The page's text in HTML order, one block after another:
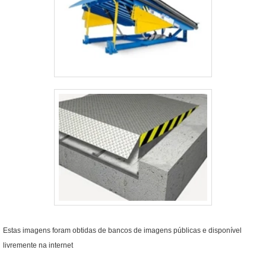
Estas imagens foram obtidas de bancos de imagens públicas e disponível
livremente na internet